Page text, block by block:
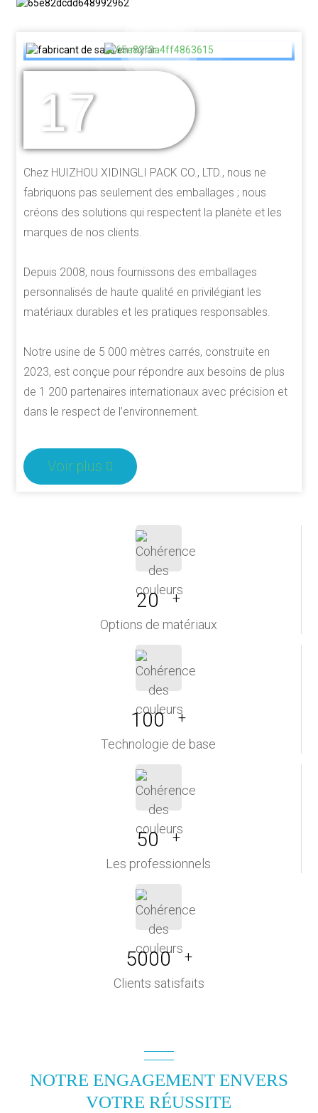
17
Chez HUIZHOU XIDINGLI PACK CO., LTD., nous ne
fabriquons pas seulement des emballages ; nous
créons des solutions qui respectent la planète et les
marques de nos clients.
Depuis 2008, nous fournissons des emballages
personnalisés de haute qualité en privilégiant les
matériaux durables et les pratiques responsables.
Notre usine de 5 000 mètres carrés, construite en
2023, est conçue pour répondre aux besoins de plus
de 1 200 partenaires internationaux avec précision et
dans le respect de l’environnement.
Voir plus
20 +
Options de matériaux
100 +
Technologie de base
50 +
Les professionnels
5000 +
Clients satisfaits
NOTRE ENGAGEMENT ENVERS
VOTRE RÉUSSITE